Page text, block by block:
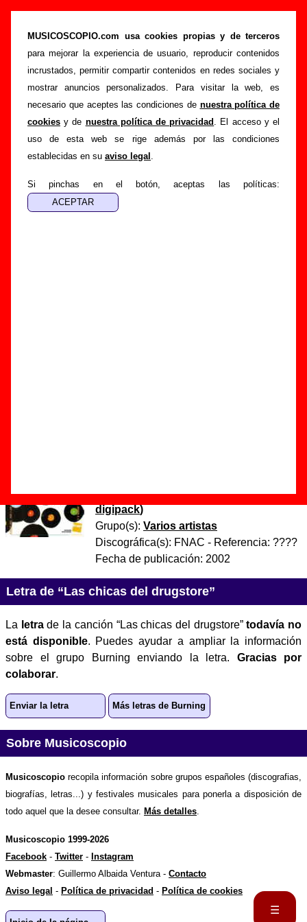
MUSICOSCOPIO.com usa cookies propias y de terceros
para mejorar la experiencia de usuario, reproducir contenidos
incrustados, permitir compartir contenidos en redes sociales y
mostrar anuncios personalizados. Para visitar la web, es
necesario que aceptes las condiciones de nuestra política de
cookies y de nuestra política de privacidad . El acceso y el
uso de esta web se rige además por las condiciones
establecidas en su aviso legal .
Si pinchas en el botón, aceptas las políticas:
“Las chicas del drugstore”, canción de
Burning (Letra e información)
☰
Portada >Burning >Canciones >Las chicas del drugstore
Esta página pretende recopilar todo tipo de información
sobre lacanción "Las chicas del drugstore" interpretada
porBurning . Además de su letra, también aparecerá
información sobre el autor o los autores, sobre los discos en
los que está incluido este tema, sobre la grabación del
encuentras errores o tienes información adicional, puedes
ayudar a
completar esta información
(Edición exclusiva FNAC)” (CD
digipack)
Grupo(s): Varios artistas
Discográfica(s): FNAC - Referencia: ????
Fecha de publicación: 2002
Letra de “Las chicas del drugstore”
La letrade la canción “Las chicas del drugstore”todavía no
está disponible. Puedes ayudar a ampliar la información
sobre el grupo Burning enviando la letra. Gracias por
colaborar.
Enviar la letra Más letras de Burning
Sobre Musicoscopio
Musicoscopio recopila información sobre grupos españoles (discografias,
biografías, letras...) y festivales musicales para ponerla a disposición de
todo aquel que la desee consultar. Más detalles
Musicoscopio 1999-2026
Facebook - Twitter - Instagram
Webmaster: Guillermo Albaida Ventura - Contacto
Aviso legal - Política de privacidad - Política de cookies